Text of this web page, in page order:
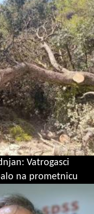
Vatrogasci
na prometnicu